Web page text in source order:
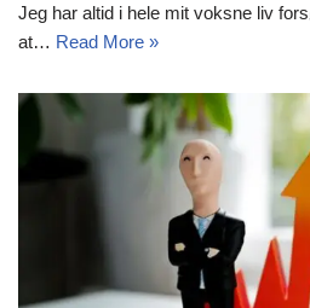
Jeg har altid i hele mit voksne liv
at… Read More »